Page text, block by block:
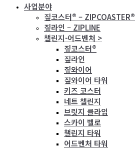
사업분야
짚코스터® – ZIPCOASTER®
짚라인 – ZIPLINE
챌린지-어드벤처 >
짚코스터®
짚라인
짚와이어
짚와이어 타워
키즈 코스터
네트 챌린지
브릿지 클라임
스카이 벨로
챌린지 타워
어드벤처 타워